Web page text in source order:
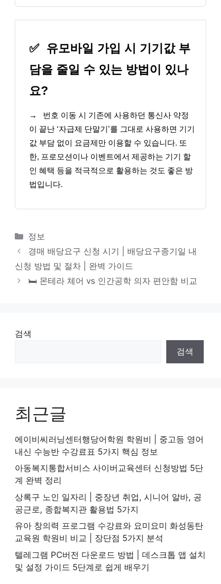
✅ 유모바일 가입 시 기기값 부
담을 줄일 수 있는 방법이 있나
요?
→
번호 이동 시 기존에 사용하던 통신사 약정
이 끝난 ‘자급제 단말기’를 그대로 사용하면 기기
값 부담 없이 요금제만 이용할 수 있습니다. 또
한, 프로모션이나 이벤트에서 제공하는 기기 할
인 혜택 등을 적극적으로 활용하는 것도 좋은 방
법입니다.
카
테
고
리
정보
경매 배당요구 신청 시기 | 배당요구종기일 내
신청 방법 및 절차 | 완벽 가이드
🛏️ 몬테라 체어 vs 인간공학 의자 편안함 비교
검색
검색
최근글
에이비씨러닝센터행당어학원 학원비 | 중고등 영어
내신 수능반 수강료표 5가지 핵심 정보
아동복지통합서비스 사이버교육센터 신청방법 5단
계 완벽 정리
상록구 노인 일자리 | 중장년 취업, 시니어 알바, 공
공근로, 종합복지관 활용법 5가지
유아 창의력 프로그램 수강료와 요미요미 화성동탄
교육원 학원비 비교 | 장단점 5가지 분석
텔레그램 PC버전 다운로드 방법 | 데스크톱 앱 설치
및 설정 가이드 5단계로 쉽게 배우기